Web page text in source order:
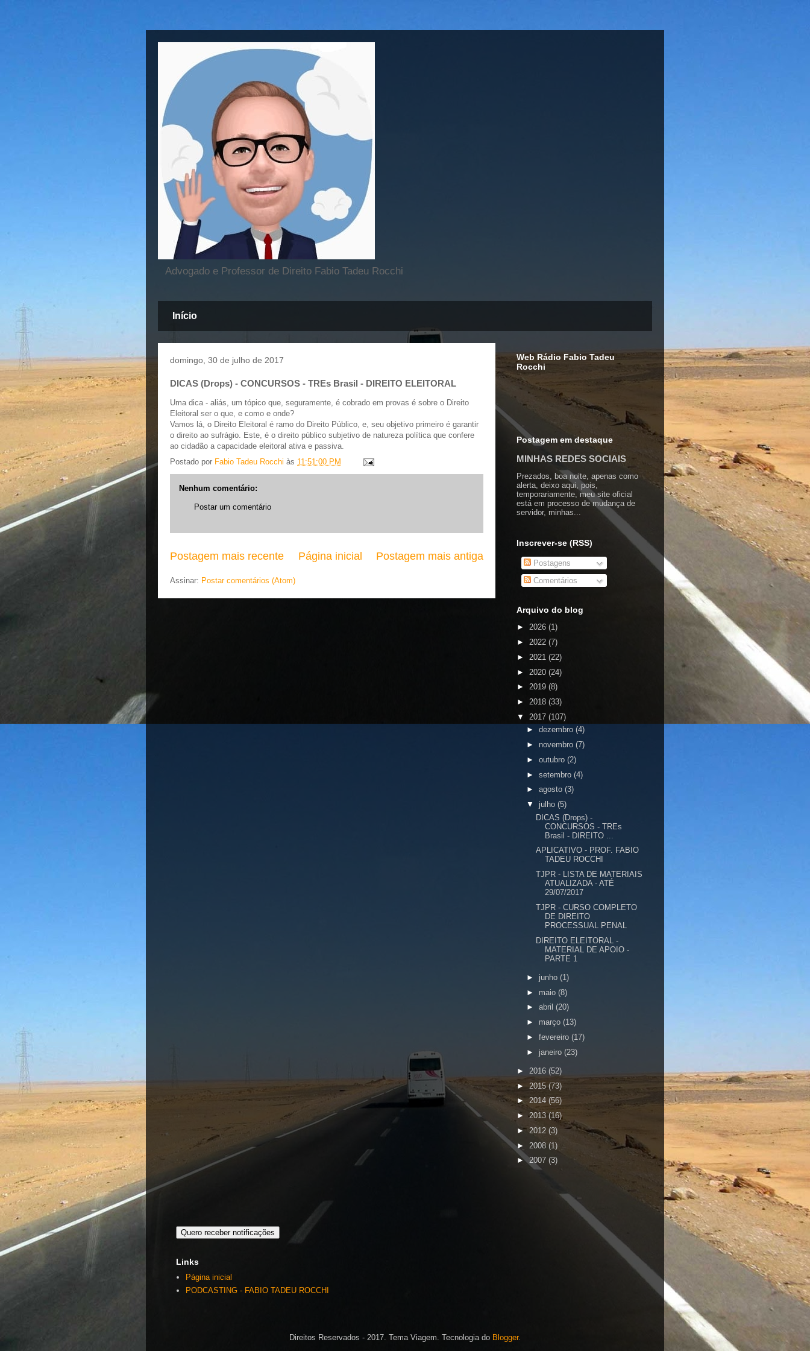
Advogado e Professor de Direito Fabio Tadeu Rocchi
Início
domingo, 30 de julho de 2017
DICAS (Drops) - CONCURSOS - TREs Brasil - DIREITO ELEITORAL
Uma dica - aliás, um tópico que, seguramente, é cobrado em provas é sobre o Direito
Eleitoral ser o que, e como e onde?
Vamos lá, o Direito Eleitoral é ramo do Direito Público, e, seu objetivo primeiro é garantir
o direito ao sufrágio. Este, é o direito público subjetivo de natureza política que confere
ao cidadão a capacidade eleitoral ativa e passiva.
Postado por Fabio Tadeu Rocchi às 11:51:00 PM
Nenhum comentário:
Postar um comentário
Postagem mais recente Postagem mais antiga
Página inicial
Assinar: Postar comentários (Atom)
Web Rádio Fabio Tadeu
Rocchi
Postagem em destaque
MINHAS REDES SOCIAIS
Prezados, boa noite, apenas como
alerta, deixo aqui, pois,
temporariamente, meu site oficial
está em processo de mudança de
servidor, minhas...
Inscrever-se (RSS)
Postagens
Comentários
Arquivo do blog
► 2026 (1)
► 2022 (7)
► 2021 (22)
► 2020 (24)
► 2019 (8)
► 2018 (33)
▼ 2017 (107)
► dezembro (4)
► novembro (7)
► outubro (2)
► setembro (4)
► agosto (3)
▼ julho (5)
DICAS (Drops) -
CONCURSOS - TREs
Brasil - DIREITO ...
APLICATIVO - PROF. FABIO
TADEU ROCCHI
TJPR - LISTA DE MATERIAIS
ATUALIZADA - ATÉ
29/07/2017
TJPR - CURSO COMPLETO
DE DIREITO
PROCESSUAL PENAL
DIREITO ELEITORAL -
MATERIAL DE APOIO -
PARTE 1
► junho (1)
► maio (8)
► abril (20)
► março (13)
► fevereiro (17)
► janeiro (23)
► 2016 (52)
► 2015 (73)
► 2014 (56)
►2013 (16)
► 2012 (3)
► 2008 (1)
► 2007 (3)
Quero receber notificações
Links
Página inicial
PODCASTING - FABIO TADEU ROCCHI
Direitos Reservados - 2017. Tema Viagem. Tecnologia do Blogger.